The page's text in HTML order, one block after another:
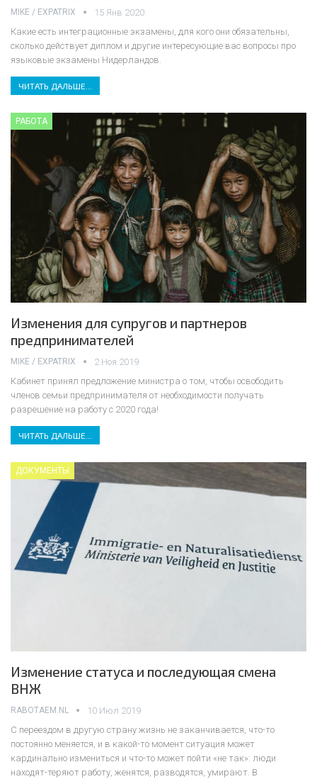
MIKE / EXPATRIX
15 Янв 2020
Какие есть интеграционные экзамены, для кого они обязательны,
сколько действует диплом и другие интересующие вас вопросы про
языковые экзамены Нидерландов.
ЧИТАТЬ ДАЛЬШЕ...
РАБОТА
Изменения для супругов и партнеров
предпринимателей
MIKE / EXPATRIX
2 Ноя 2019
Кабинет принял предложение министра о том, чтобы освободить
членов семьи предпринимателя от необходимости получать
разрешение на работу с 2020 года!
ЧИТАТЬ ДАЛЬШЕ...
ДОКУМЕНТЫ
Изменение статуса и последующая смена
ВНЖ
RABOTAEM.NL
10 Июл 2019
С переездом в другую страну жизнь не заканчивается, что-то
постоянно меняется, и в какой-то момент ситуация может
кардинально измениться и что-то может пойти «не так»: люди
находят-теряют работу, женятся, разводятся, умирают. В